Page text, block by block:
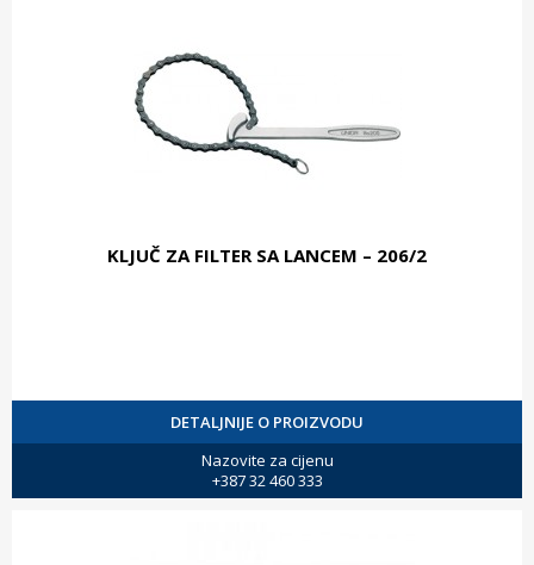
KLJUČ ZA FILTER SA LANCEM – 206/2
DETALJNIJE O PROIZVODU
Nazovite za cijenu
+387 32 460 333